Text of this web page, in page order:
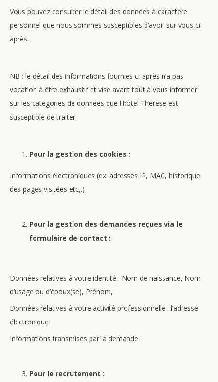
Vous pouvez consulter le détail des données à caractère
personnel que nous sommes susceptibles d’avoir sur vous ci-
après.
NB : le détail des informations fournies ci-après n’a pas
vocation à être exhaustif et vise avant tout à vous informer
sur les catégories de données que l'hôtel Thérèse est
susceptible de traiter.
Pour la gestion des cookies :
Informations électroniques (ex: adresses IP, MAC, historique
des pages visitées etc,.)
Pour la gestion des demandes reçues via le
formulaire de contact :
Données relatives à votre identité : Nom de naissance, Nom
d’usage ou d’époux(se), Prénom,
Données relatives à votre activité professionnelle : l’adresse
électronique
Informations transmises par la demande
Pour le recrutement :